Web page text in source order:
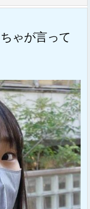
ゃが言って